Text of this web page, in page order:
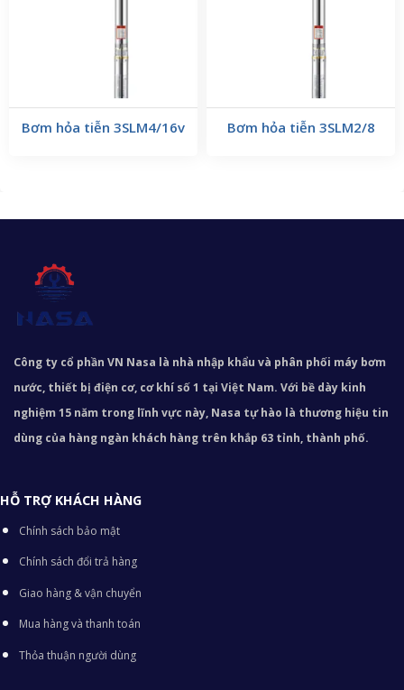
Bơm hỏa tiễn 3SLM4/16v Bơm hỏa tiễn 3SLM2/8
Công ty cổ phần VN Nasa là nhà nhập khẩu và phân phối máy bơm
nước, thiết bị điện cơ, cơ khí số 1 tại Việt Nam. Với bề dày kinh
nghiệm 15 năm trong lĩnh vực này, Nasa tự hào là thương hiệu tin
dùng của hàng ngàn khách hàng trên khắp 63 tỉnh, thành phố.
HỖ TRỢ KHÁCH HÀNG
Chính sách bảo mật
Chính sách đổi trả hàng
Giao hàng & vận chuyển
Mua hàng và thanh toán
Thỏa thuận người dùng